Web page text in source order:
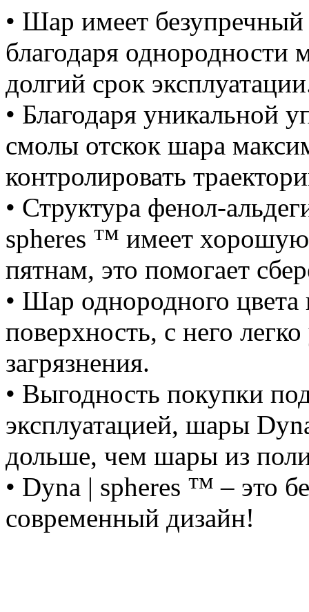
• Шар имеет
благодаря однородности
долгий срок
• Благодаря уникальной
смолы отскок шара
контролировать
• Структура фенол-
spheres ™ имеет
пятнам, это помогает
• Шар однородного
поверхность, с него
загрязнения.
• Выгодность покупки
эксплуатацией, шары
дольше, чем шары из
• Dyna | spheres ™ – это
современный дизайн!